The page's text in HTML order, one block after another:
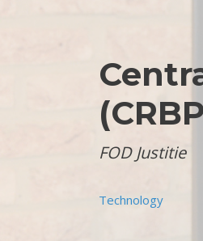
FOD Justitie
Technology